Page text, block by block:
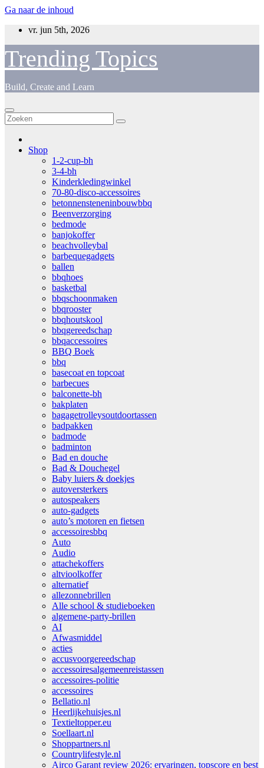
Ga naar de inhoud
vr. jun 5th, 2026
Trending Topics
Build, Create and Learn
Shop
1-2-cup-bh
3-4-bh
Kinderkledingwinkel
70-80-disco-accessoires
betonnensteneninbouwbbq
Beenverzorging
bedmode
banjokoffer
beachvolleybal
barbequegadgets
ballen
bbqhoes
basketbal
bbqschoonmaken
bbqrooster
bbqhoutskool
bbqgereedschap
bbqaccessoires
BBQ Boek
bbq
basecoat en topcoat
barbecues
balconette-bh
bakplaten
bagagetrolleysoutdoortassen
badpakken
badmode
badminton
Bad en douche
Bad & Douchegel
Baby luiers & doekjes
autoversterkers
autospeakers
auto-gadgets
auto’s motoren en fietsen
accessoiresbbq
Auto
Audio
attachekoffers
altvioolkoffer
alternatief
allezonnebrillen
Alle school & studieboeken
algemene-party-brillen
AI
Afwasmiddel
acties
accusvoorgereedschap
accessoiresalgemeenreistassen
accessoires-politie
accessoires
Bellatio.nl
Heerlijkehuisjes.nl
Textieltopper.eu
Soellaart.nl
Shoppartners.nl
Countrylifestyle.nl
Airco Garant review 2026: ervaringen, topscore en best